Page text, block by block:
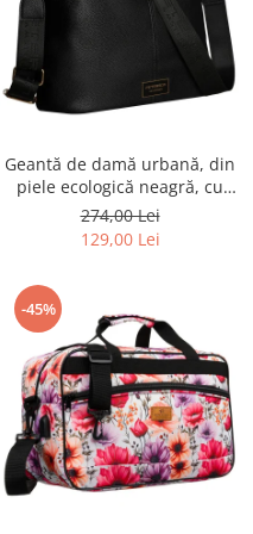
Geantă de damă urbană, din
piele ecologică neagră, cu
curea reglabilă - Peterson
PTR-PTN JK6-06-6642
274,00 Lei
129,00 Lei
-45%